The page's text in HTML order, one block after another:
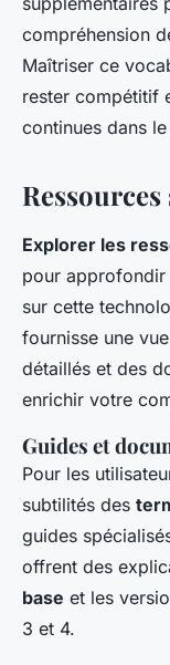
compréhension
Maîtriser ce
rester compétitif
continues dans
Explorer les
pour approfondir
sur cette
fournisse une
détaillés et des
enrichir votre
Guides et
Pour les
subtilités des
guides
offrent des
base et les
3 et 4.